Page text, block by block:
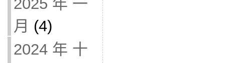
2025 年 一
月 (4)
2024 年 十